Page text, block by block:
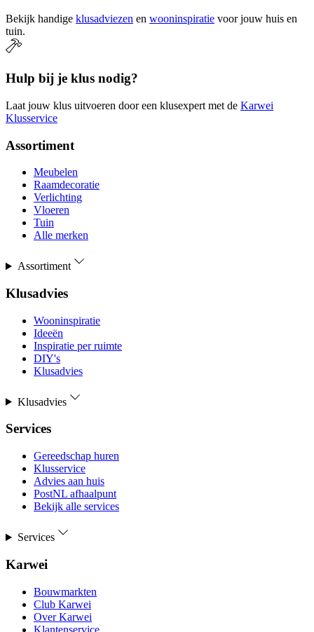
Bekijk handige klusadviezen en wooninspiratie voor jouw huis en
tuin.
Hulp bij je klus nodig?
Laat jouw klus uitvoeren door een klusexpert met de Karwei
Klusservice
Assortiment
Meubelen
Raamdecoratie
Verlichting
Vloeren
Tuin
Alle merken
Assortiment
Klusadvies
Wooninspiratie
Ideeën
Inspiratie per ruimte
DIY's
Klusadvies
Klusadvies
Services
Gereedschap huren
Klusservice
Advies aan huis
PostNL afhaalpunt
Bekijk alle services
Services
Karwei
Bouwmarkten
Club Karwei
Over Karwei
Klantenservice